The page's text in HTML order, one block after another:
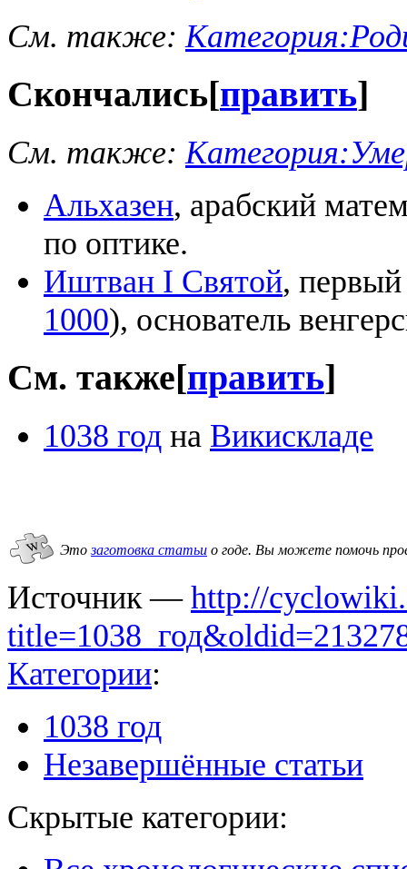
См. также:
Скончались[править]
См. также:
Альхазен, арабский
по оптике.
Иштван I Святой,
1000), основатель
См. также[править]
1038 год на Викискладе
Этозаготовка статьи о годе. Вы можете помочь
Источник — http://
Категории:
1038 год
Незавершённые статьи
Скрытые категории: